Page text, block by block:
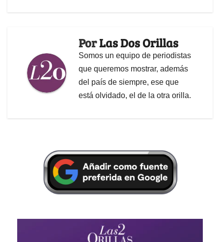
PorLas Dos Orillas
Somos un equipo de periodistas
que queremos mostrar, además
del país de siempre, ese que
está olvidado, el de la otra orilla.